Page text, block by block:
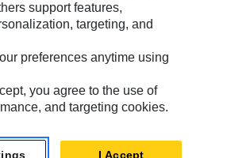
Todos los derechos reservados.
support features,
targeting, and
preferences anytime using
you agree to the use of
and targeting cookies.
I Accept